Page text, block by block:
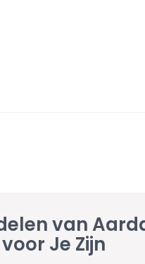
van
Je Zijn